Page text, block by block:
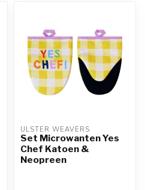
ULSTER WEAVERS
Set Microwanten Yes
Chef Katoen &
Neopreen